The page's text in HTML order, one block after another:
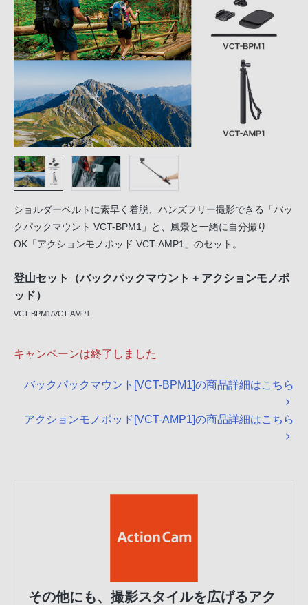
ショルダーベルトに素早く着脱、ハンズフリー撮影できる「バッ
クパックマウント VCT-BPM1」と、風景と一緒に自分撮り
OK「アクションモノポッド VCT-AMP1」のセット。
登山セット（バックパックマウント + アクションモノポ
ッド）
VCT-BPM1/VCT-AMP1
キャンペーンは終了しました
バックパックマウント[VCT-BPM1]の商品詳細はこちら
アクションモノポッド[VCT-AMP1]の商品詳細はこちら
その他にも、撮影スタイルを広げるアク